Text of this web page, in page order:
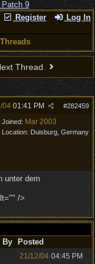
Register Log In
Thread
#282459
04 01:41 PM
Joined: Mar 2003
Location: Duisburg, Germany
unter dem
/>
By
Posted
21/12/04 04:45 PM